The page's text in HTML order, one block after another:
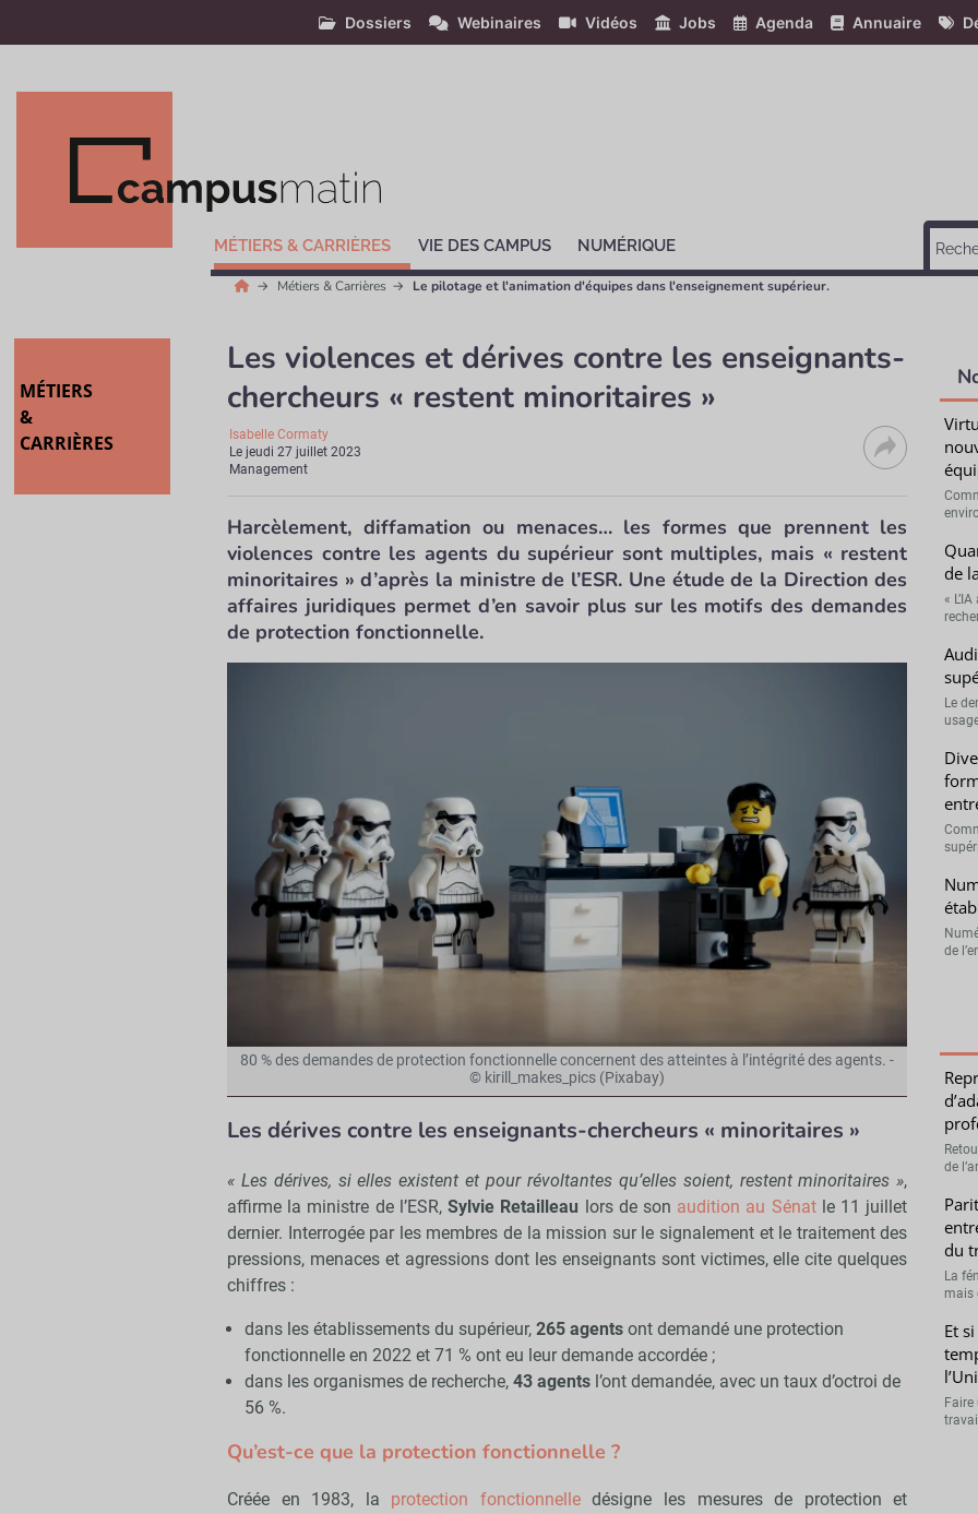
Dossiers Webinaires Vidéos Jobs Agenda Annuaire
MÉTIERS & CARRIÈRES VIE DES CAMPUS NUMÉRIQUE
Métiers & Carrières Le pilotage et l'animation d'équipes dans l'enseignement supérieur.
MÉTIERS
&
CARRIÈRES
Les violences et dérives contre les enseignants-
chercheurs « restent minoritaires »
Isabelle Cormaty
Le jeudi 27 juillet 2023
Management
Harcèlement, diffamation ou menaces… les formes que prennent les
violences contre les agents du supérieur sont multiples, mais « restent
minoritaires » d’après la ministre de l’ESR. Une étude de la Direction des
affaires juridiques permet d’en savoir plus sur les motifs des demandes
de protection fonctionnelle.
80 % des demandes de protection fonctionnelle concernent des atteintes à l’intégrité des agents. -
© kirill_makes_pics (Pixabay)
Les dérives contre les enseignants-chercheurs « minoritaires »
« Les dérives, si elles existent et pour révoltantes qu’elles soient, restent minoritaires »,
affirme la ministre de l’ESR,Sylvie Retailleau lors de son audition au Sénatle 11 juillet
dernier. Interrogée par les membres de la mission sur le signalement et le traitement des
pressions, menaces et agressions dont les enseignants sont victimes, elle cite quelques
chiffres :
dans les établissements du supérieur, 265 agentsont demandé une protection
fonctionnelle en 2022 et 71 % ont eu leur demande accordée ;
dans les organismes de recherche,43 agentsl’ont demandée, avec un taux d’octroi de
56 %.
Qu’est-ce que la protection fonctionnelle ?
Créée en 1983, la protection fonctionnelledésigne les mesures de protection et
de
«
Le
de
de
du
La
mais
Et